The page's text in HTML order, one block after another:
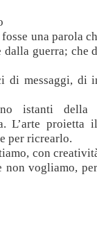
una parola
guerra; che
di messaggi, di
istanti
L’arte
per ricrearlo.
con
non vogliamo,